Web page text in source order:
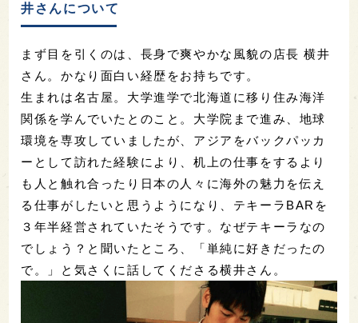
井さんについて
まず目を引くのは、長身で爽やかな風貌の店長 横井
さん。かなり面白い経歴をお持ちです。
生まれは名古屋。大学進学で北海道に移り住み海洋
関係を学んでいたとのこと。大学院まで進み、地球
環境を専攻していましたが、アジアをバックパッカ
ーとして訪れた経験により、机上の仕事をするより
も人と触れ合ったり日本の人々に海外の魅力を伝え
る仕事がしたいと思うようになり、テキーラBARを
３年半経営されていたそうです。なぜテキーラなの
でしょう？と聞いたところ、「単純に好きだったの
で。」と気さくに話してくださる横井さん。